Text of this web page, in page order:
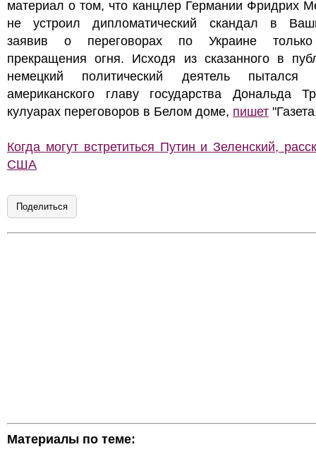
материал о том, что канцлер Германии Фридрих
не устроил дипломатический скандал в
заявив о переговорах по Украине
прекращения огня. Исходя из сказанного в
немецкий политический деятель пытался
американского главу государства Дональда
кулуарах переговоров в Белом доме, пишет
Когда могут встретиться Путин и Зеленский,
США
Поделиться
Материалы по теме: